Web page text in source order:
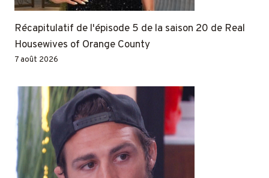
Récapitulatif de l'épisode 5 de la saison 20 de Real
Housewives of Orange County
7 août 2026